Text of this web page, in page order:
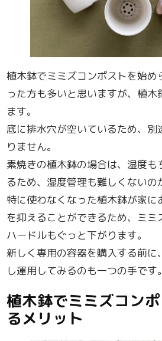
植木鉢でミミズコンポストを始
った方も多いと思いますが、植木
ます。
底に排水穴が空いているため、別
りません。
素焼きの植木鉢の場合は、湿度
るため、湿度管理も難しくないの
特に使わなくなった植木鉢が家に
を抑えることができるため、ミミ
ハードルもぐっと下がります。
新しく専用の容器を購入する前
し運用してみるのも一つの手です。
植木鉢でミミズコン
るメリット